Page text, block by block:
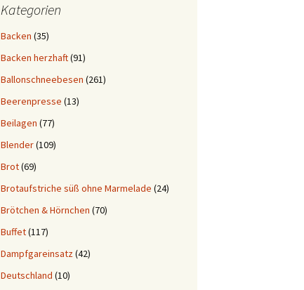
Kategorien
Backen (35)
Backen herzhaft(91)
Ballonschneebesen (261)
Beerenpresse (13)
Beilagen (77)
Blender(109)
Brot(69)
Brotaufstriche süß ohne Marmelade (24)
Brötchen & Hörnchen (70)
Buffet(117)
Dampfgareinsatz(42)
Deutschland (10)